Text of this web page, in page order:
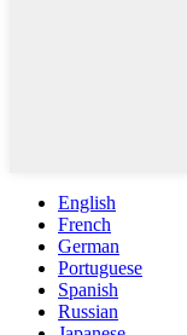
English
French
German
Portuguese
Spanish
Russian